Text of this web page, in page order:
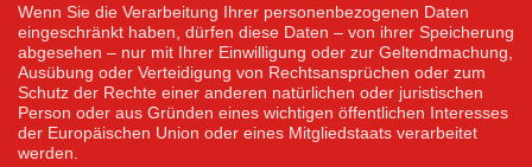
Wenn Sie die Verarbeitung Ihrer personenbezogenen Daten
eingeschränkt haben, dürfen diese Daten – von ihrer Speicherung
abgesehen – nur mit Ihrer Einwilligung oder zur Geltendmachung,
Ausübung oder Verteidigung von Rechtsansprüchen oder zum
Schutz der Rechte einer anderen natürlichen oder juristischen
Person oder aus Gründen eines wichtigen öffentlichen Interesses
der Europäischen Union oder eines Mitgliedstaats verarbeitet
werden.